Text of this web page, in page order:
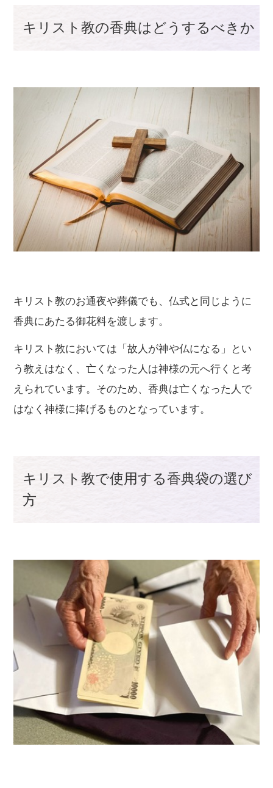
キリスト教の香典はどうするべきか
キリスト教のお通夜や葬儀でも、仏式と同じように
香典にあたる御花料を渡します。
キリスト教においては「故人が神や仏になる」とい
う教えはなく、亡くなった人は神様の元へ行くと考
えられています。そのため、香典は亡くなった人で
はなく神様に捧げるものとなっています。
キリスト教で使用する香典袋の選び
方